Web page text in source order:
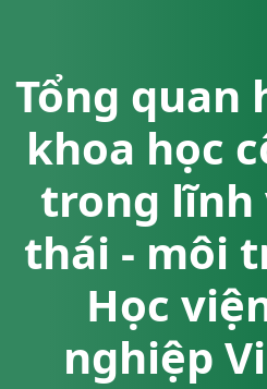
Tổng quan
khoa học
trong lĩnh
thái - môi
Học
nghiệp